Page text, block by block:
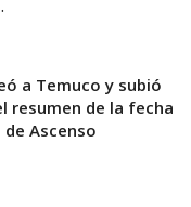
a Temuco y subió
resumen de la fecha
de Ascenso